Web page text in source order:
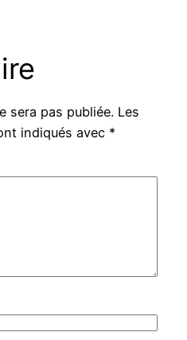
sera pas publiée. Les
indiqués avec *